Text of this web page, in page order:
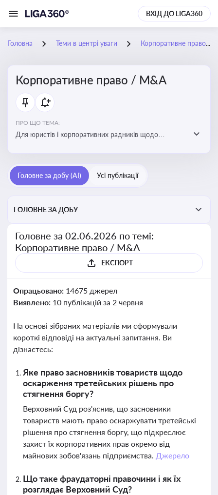
ВХІД ДО LIGA360
Головна Теми в центрі уваги Корпоративне право / M&A
Корпоративне право / M&A
ПРО ЩО ТЕМА:
Для юристів і корпоративних радників щодо
обов’язків мажоритарних і міноритарних акціонерів,
впливу змін у правовому полі на корпоративне
Головне за добу (AI) Усі публікації
ГОЛОВНЕ ЗА ДОБУ
Головне за 02.06.2026 по темі:
Корпоративне право / M&A
ЕКСПОРТ
Опрацьовано: 14675 джерел
Виявлено: 10 публікацій за 2 червня
На основі зібраних матеріалів ми сформували
короткі відповіді на актуальні запитання. Ви
дізнаєтесь:
Яке право засновників товариств щодо
оскарження третейських рішень про
стягнення боргу?
Верховний Суд роз'яснив, що засновники
товариств мають право оскаржувати третейські
рішення про стягнення боргу, що підкреслює
захист їх корпоративних прав окремо від
майнових зобов'язань підприємства. Джерело
Що таке фраудаторні правочини і як їх
розглядає Верховний Суд?